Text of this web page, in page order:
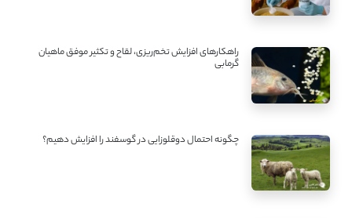
راهکارهای افزایش تخم‌ریزی، لقاح و تکثیر موفق ماهیان
گرمابی
چگونه احتمال دوقلوزایی در گوسفند را افزایش دهیم؟